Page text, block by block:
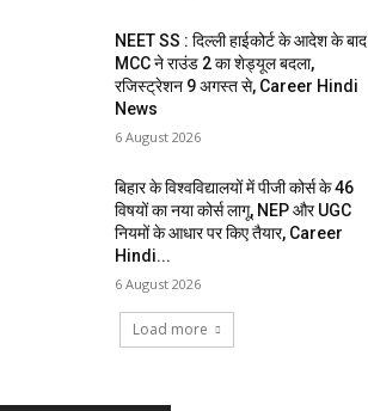
NEET SS : दिल्ली हाईकोर्ट के आदेश के बाद
MCC ने राउंड 2 का शेड्यूल बदला,
रजिस्ट्रेशन 9 अगस्त से, Career Hindi
News
6 August 2026
बिहार के विश्वविद्यालयों में पीजी कोर्स के 46
विषयों का नया कोर्स लागू, NEP और UGC
नियमों के आधार पर किए तैयार, Career
Hindi...
6 August 2026
Load more